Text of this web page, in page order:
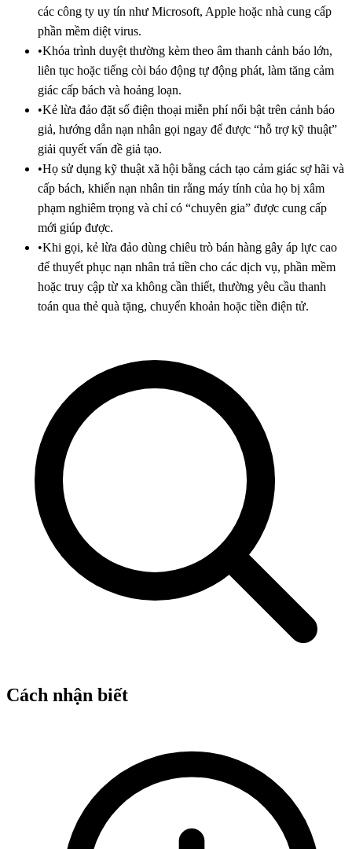
các công ty uy tín như Microsoft, Apple hoặc nhà cung cấp
phần mềm diệt virus.
•Khóa trình duyệt thường kèm theo âm thanh cảnh báo lớn,
liên tục hoặc tiếng còi báo động tự động phát, làm tăng cảm
giác cấp bách và hoảng loạn.
•Kẻ lừa đảo đặt số điện thoại miễn phí nổi bật trên cảnh báo
giả, hướng dẫn nạn nhân gọi ngay để được “hỗ trợ kỹ thuật”
giải quyết vấn đề giả tạo.
•Họ sử dụng kỹ thuật xã hội bằng cách tạo cảm giác sợ hãi và
cấp bách, khiến nạn nhân tin rằng máy tính của họ bị xâm
phạm nghiêm trọng và chỉ có “chuyên gia” được cung cấp
mới giúp được.
•Khi gọi, kẻ lừa đảo dùng chiêu trò bán hàng gây áp lực cao
để thuyết phục nạn nhân trả tiền cho các dịch vụ, phần mềm
hoặc truy cập từ xa không cần thiết, thường yêu cầu thanh
toán qua thẻ quà tặng, chuyển khoản hoặc tiền điện tử.
Cách nhận biết